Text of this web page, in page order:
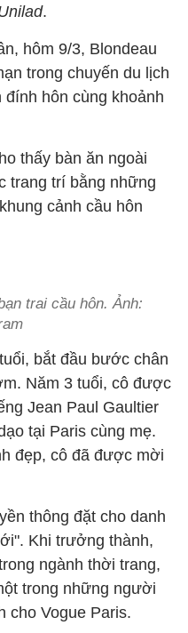
.
hôm 9/3, Blondeau
trong chuyến du lịch
hôn cùng khoảnh
thấy bàn ăn ngoài
trang trí bằng những
cảnh cầu hôn
trai cầu hôn. Ảnh:
bắt đầu bước chân
Năm 3 tuổi, cô được
Jean Paul Gaultier
tại Paris cùng mẹ.
đẹp, cô đã được mời
thông đặt cho danh
Khi trưởng thành,
ngành thời trang,
trong những người
cho Vogue Paris.